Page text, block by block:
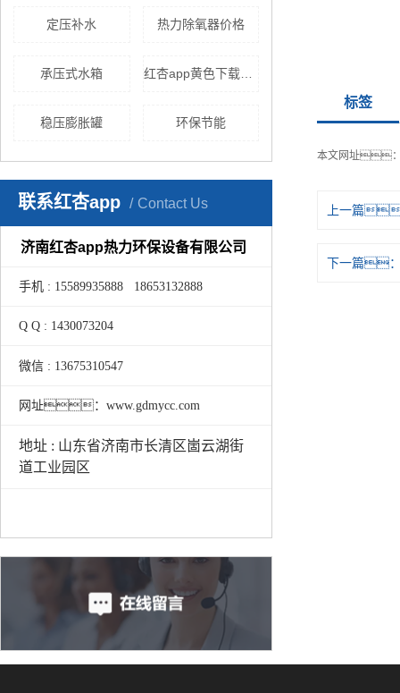
定压补水 热力除氧器价格
承压式水箱 红杏app黄色下载价格
稳压膨胀罐 环保节能
联系红杏app Contact Us
济南红杏app热力环保设备有限公司
手机 : 15589935888 18653132888
Q Q : 1430073204
微信 : 13675310547
网址：www.gdmycc.com
地址 : 山东省济南市长清区崮云湖街
道工业园区
标签
本文网址
上一篇
下一篇